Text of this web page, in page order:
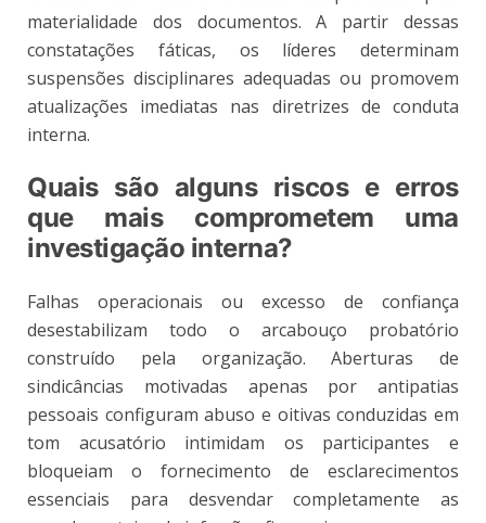
materialidade dos documentos. A partir dessas
constatações fáticas, os líderes determinam
suspensões disciplinares adequadas ou promovem
atualizações imediatas nas diretrizes de conduta
interna.
Quais são alguns riscos e erros
que mais comprometem uma
investigação interna?
Falhas operacionais ou excesso de confiança
desestabilizam todo o arcabouço probatório
construído pela organização. Aberturas de
sindicâncias motivadas apenas por antipatias
pessoais configuram abuso e oitivas conduzidas em
tom acusatório intimidam os participantes e
bloqueiam o fornecimento de esclarecimentos
essenciais para desvendar completamente as